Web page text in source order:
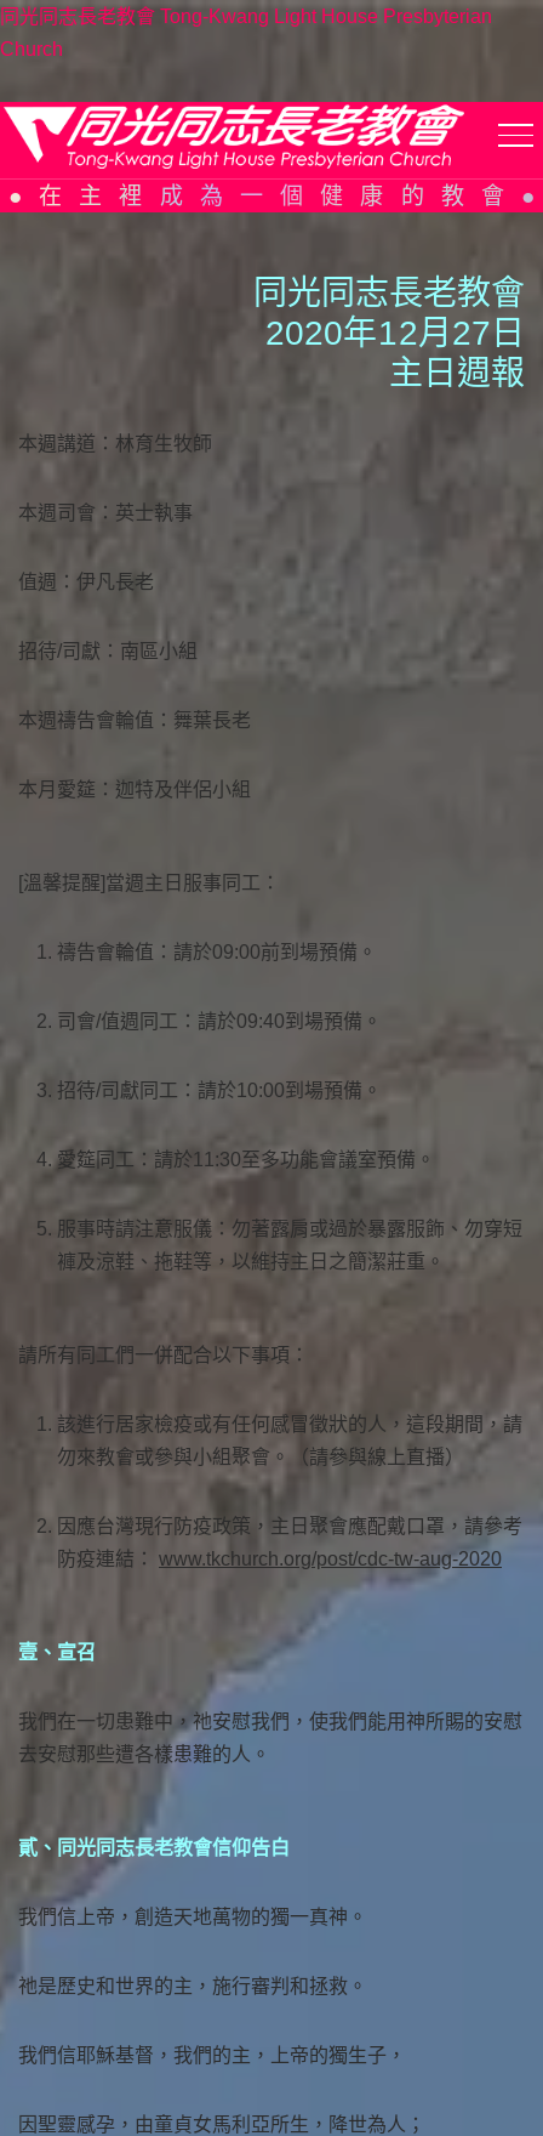
to
content
同光同志長老教會 Tong-Kwang Light House Presbyterian
Church
在主裡成為一個健康的教會
同光同志長老教會
2020年12月27日
主日週報
本週講道：林育生牧師
本週司會：英士執事
值週：伊凡長老
招待/司獻：南區小組
本週禱告會輪值：舞葉長老
本月愛筵：迦特及伴侶小組
[溫馨提醒]當週主日服事同工：
禱告會輪值：請於09:00前到場預備。
司會/值週同工：請於09:40到場預備。
招待/司獻同工：請於10:00到場預備。
愛筵同工：請於11:30至多功能會議室預備。
服事時請注意服儀：勿著露肩或過於暴露服飾、勿穿短
褲及涼鞋、拖鞋等，以維持主日之簡潔莊重。
請所有同工們一併配合以下事項：
該進行居家檢疫或有任何感冒徵狀的人，這段期間，請
勿來教會或參與小組聚會。（請參與線上直播）
因應台灣現行防疫政策，主日聚會應配戴口罩，請參考
防疫連結： www.tkchurch.org/post/cdc-tw-aug-2020
壹、宣召
我們在一切患難中，祂安慰我們，使我們能用神所賜的安慰
去安慰那些遭各樣患難的人。
貳、同光同志長老教會信仰告白
我們信上帝，創造天地萬物的獨一真神。
祂是歷史和世界的主，施行審判和拯救。
我們信耶穌基督，我們的主，上帝的獨生子，
因聖靈感孕，由童貞女馬利亞所生，降世為人；